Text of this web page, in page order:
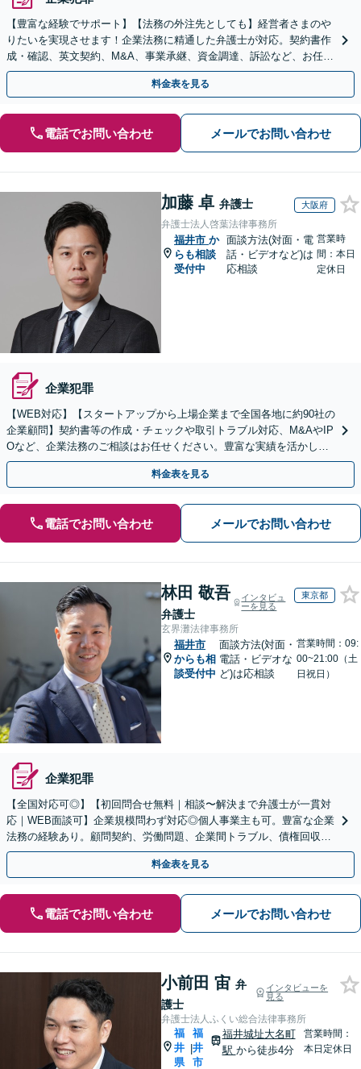
【豊富な経験でサポート】【法務の外注先としても】経営者さまのや
りたいを実現させます！企業法務に精通した弁護士が対応。契約書作
成・確認、英文契約、M&A、事業承継、資金調達、訴訟など、お任せ
ください【複数の顧問契約プランあり】【英語対応】
料金表を見る
電話でお問い合わせ メールでお問い合わせ
加藤 卓 弁護士 大阪府
弁護士法人啓葉法律事務所
福井市 か
らも相談
受付中
面談方法(対面・電
話・ビデオなど)は
応相談
営業時
間：本日
定休日
企業犯罪
【WEB対応】【スタートアップから上場企業まで全国各地に約90社の
企業顧問】契約書等の作成・チェックや取引トラブル対応、M&AやIP
Oなど、企業法務のご相談はお任せください。豊富な実績を活かし的
確に対応を進めてまいります。
料金表を見る
電話でお問い合わせ メールでお問い合わせ
林田 敬吾
弁護士
インタビュ
ーを見る
東京都
玄界灘法律事務所
福井市
からも相
談受付中
面談方法(対面・
電話・ビデオな
ど)は応相談
営業時間：09:
00~21:00（土
日祝日）
企業犯罪
【全国対応可◎】【初回問合せ無料｜相談〜解決まで弁護士が一貫対
応｜WEB面談可】企業規模問わず対応◎個人事業主も可。豊富な企業
法務の経験あり。顧問契約、労働問題、企業間トラブル、債権回収、
契約書のリーガルチェック等、サポートします。
料金表を見る
電話でお問い合わせ メールでお問い合わせ
小前田 宙 弁
護士
インタビューを
見る
弁護士法人ふくい総合法律事務所
福
井
県
|
福
井
市
福井城址大名町
駅 から徒歩4分
営業時間：
本日定休日